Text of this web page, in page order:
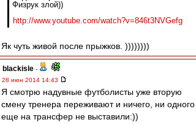
Физрук злой))
http://www.youtube.com/watch?v=846t3NVGefg
Як чуть живой после прыжков. ))))))))
blackisle -
28 июн 2014 14:43
Я смотрю надувные футболисты уже вторую
смену тренера переживают и ничего, ни одного
еще на трансфер не выставили:))